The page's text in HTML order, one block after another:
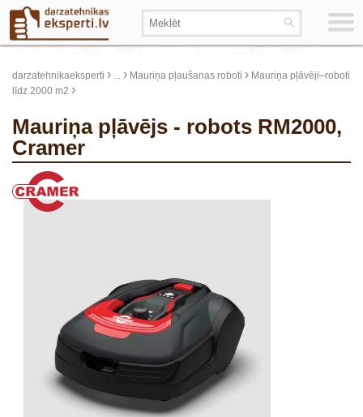
darzatehnikaeksperti › ... › Mauriņa pļaušanas roboti › Mauriņa pļāvēji–roboti
līdz 2000 m2 ›
Mauriņa pļāvējs - robots RM2000,
Cramer